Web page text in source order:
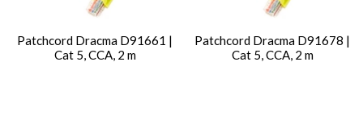
Patchcord Dracma D91661 |
Cat 5, CCA, 2 m
Patchcord Dracma D91678 |
Cat 5, CCA, 2 m